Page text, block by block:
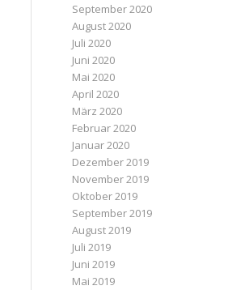
September 2020
August 2020
Juli 2020
Juni 2020
Mai 2020
April 2020
März 2020
Februar 2020
Januar 2020
Dezember 2019
November 2019
Oktober 2019
September 2019
August 2019
Juli 2019
Juni 2019
Mai 2019